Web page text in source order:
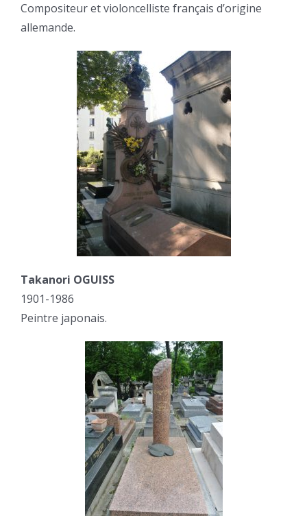
Compositeur et violoncelliste français d’origine
allemande.
Takanori OGUISS
1901-1986
Peintre japonais.